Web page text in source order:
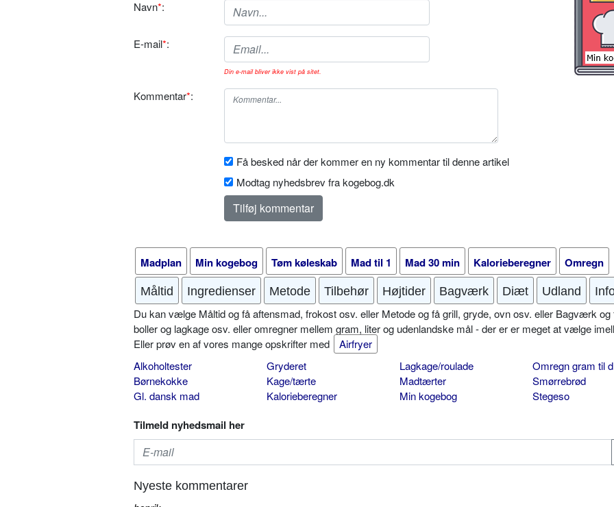
Navn*:
E-mail*:
Din e-mail bliver ikke vist på sitet.
Kommentar*:
Få besked når der kommer en ny kommentar til denne artikel
Modtag nyhedsbrev fra kogebog.dk
Madplan Min kogebog Tøm køleskab Mad til 1 Mad 30 min Kalorieberegner Omregn
Måltid Ingredienser Metode Tilbehør Højtider Bagværk Diæt Udland
Du kan vælge Måltid og få aftensmad, frokost osv. eller Metode og få grill, gryde, ovn osv. eller Bagværk og
boller og lagkage osv. eller omregner mellem gram, liter og udenlandske mål - der er er meget at vælge
Eller prøv en af vores mange opskrifter med
Airfryer
Alkoholtester
Børnekokke
Gl. dansk mad
Gryderet
Kage/tærte
Kalorieberegner
Lagkage/roulade
Madtærter
Min kogebog
Omregn gram til
Smørrebrød
Stegeso
Tilmeld nyhedsmail her
Nyeste kommentarer